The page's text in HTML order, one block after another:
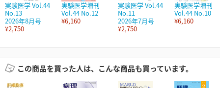
実験医学 Vol.44
No.13
2026年8月号
¥2,750
実験医学増刊
Vol.44 No.12
¥6,160
実験医学 Vol.44
No.11
2026年7月号
¥2,750
実験医学増刊
Vol.44 No.10
¥6,160
この商品を買った人は、こんな商品も買っています。